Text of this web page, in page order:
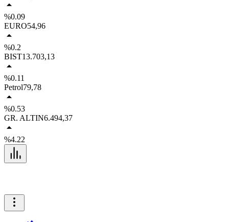
%0.09
EURO54,96
%0.2
BIST13.703,13
%0.11
Petrol79,78
%0.53
GR. ALTIN6.494,37
%4.22